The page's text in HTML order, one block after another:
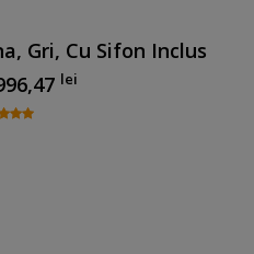
Gri, Cu Sifon Inclus
lei